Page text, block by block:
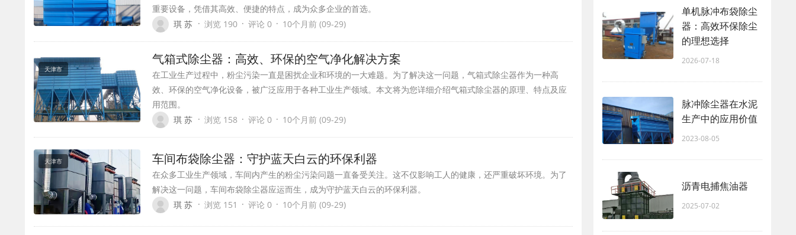
重要设备，凭借其高效、便捷的特点，成为众多企业的首选。
琪 苏 · 浏览 190 · 评论 0 · 10个月前 (09-29)
天津市
气箱式除尘器：高效、环保的空气净化解决方案
在工业生产过程中，粉尘污染一直是困扰企业和环境的一大难题。为了解决这一问题，气箱式除尘器作为一种高
效、环保的空气净化设备，被广泛应用于各种工业生产领域。本文将为您详细介绍气箱式除尘器的原理、特点及应
用范围。
琪 苏 · 浏览 158 · 评论 0 · 10个月前 (09-29)
天津市 车间布袋除尘器：守护蓝天白云的环保利器
在众多工业生产领域，车间内产生的粉尘污染问题一直备受关注。这不仅影响工人的健康，还严重破坏环境。为了
解决这一问题，车间布袋除尘器应运而生，成为守护蓝天白云的环保利器。
琪 苏 · 浏览 151 · 评论 0 · 10个月前 (09-29)
单机脉冲布袋除尘
器：高效环保除尘
的理想选择
2026-07-18
脉冲除尘器在水泥
生产中的应用价值
2023-08-05
沥青电捕焦油器
2025-07-02